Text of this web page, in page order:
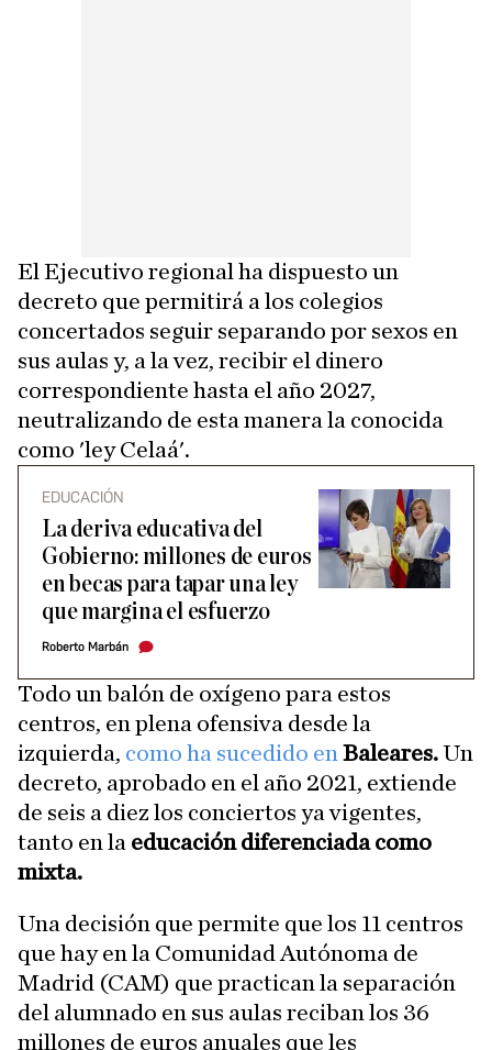
El Ejecutivo regional ha dispuesto un
decreto que permitirá a los colegios
concertados seguir separando por sexos en
sus aulas y, a la vez, recibir el dinero
correspondiente hasta el año 2027,
neutralizando de esta manera la conocida
como 'ley Celaá'.
EDUCACIÓN
La deriva educativa del
Gobierno: millones de euros
en becas para tapar una ley
que margina el esfuerzo
Roberto Marbán
Todo un balón de oxígeno para estos
centros, en plena ofensiva desde la
izquierda, como ha sucedido en Baleares.Un
decreto, aprobado en el año 2021, extiende
de seis a diez los conciertos ya vigentes,
tanto en la educación diferenciada como
mixta.
Una decisión que permite que los 11 centros
que hay en la Comunidad Autónoma de
Madrid (CAM) que practican la separación
del alumnado en sus aulas reciban los 36
millones de euros anuales que les